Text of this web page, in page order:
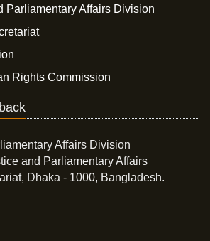
Parliamentary Affairs Division
Rights Commission
Affairs Division
and Parliamentary Affairs
Dhaka - 1000, Bangladesh.